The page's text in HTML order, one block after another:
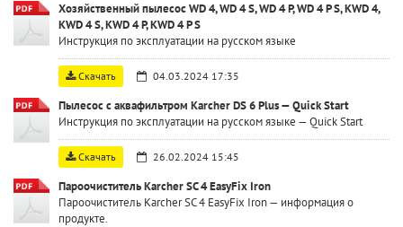
Хозяйственный пылесос WD 4, WD 4 S, WD 4 P, WD 4 P S, KWD 4,
KWD 4 S, KWD 4 P, KWD 4 P S
Инструкция по эксплуатации на русском языке
Скачать 04.03.2024 17:35
Пылесос с аквафильтром Karcher DS 6 Plus — Quick Start
Инструкция по эксплуатации на русском языке — Quick Start
Скачать 26.02.2024 15:45
Пароочиститель Karcher SC 4 EasyFix Iron
Пароочиститель Karcher SC 4 EasyFix Iron — информация о
продукте.